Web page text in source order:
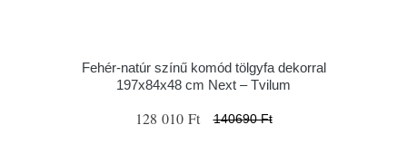
Fehér-natúr színű komód tölgyfa dekorral
197x84x48 cm Next – Tvilum
128 010 Ft 140690 Ft